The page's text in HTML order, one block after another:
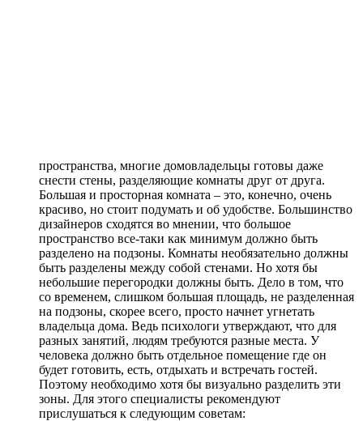
пространства, многие домовладельцы готовы даже
снести стены, разделяющие комнаты друг от друга.
Большая и просторная комната – это, конечно, очень
красиво, но стоит подумать и об удобстве. Большинство
дизайнеров сходятся во мнении, что большое
пространство все-таки как минимум должно быть
разделено на подзоны. Комнаты необязательно должны
быть разделены между собой стенами. Но хотя бы
небольшие перегородки должны быть. Дело в том, что
со временем, слишком большая площадь, не разделенная
на подзоны, скорее всего, просто начнет угнетать
владельца дома. Ведь психологи утверждают, что для
разных занятий, людям требуются разные места. У
человека должно быть отдельное помещение где он
будет готовить, есть, отдыхать и встречать гостей.
Поэтому необходимо хотя бы визуально разделить эти
зоны. Для этого специалисты рекомендуют
прислушаться к следующим советам: